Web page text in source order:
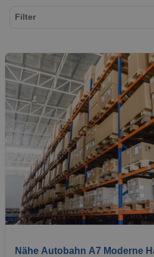
Nähe Autobahn A7 Moderne
Filter